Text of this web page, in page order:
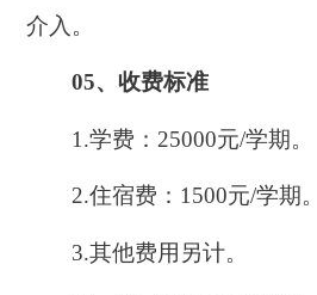
介入。
05、收费标准
1.学费：25000元/学期。
2.住宿费：1500元/学期。
3.其他费用另计。